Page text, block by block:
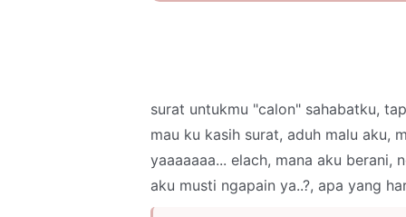
surat untukmu "calon" sahabatku,
mau ku kasih surat, aduh malu aku,
yaaaaaaa... elach, mana aku berani,
aku musti ngapain ya..?, apa yang